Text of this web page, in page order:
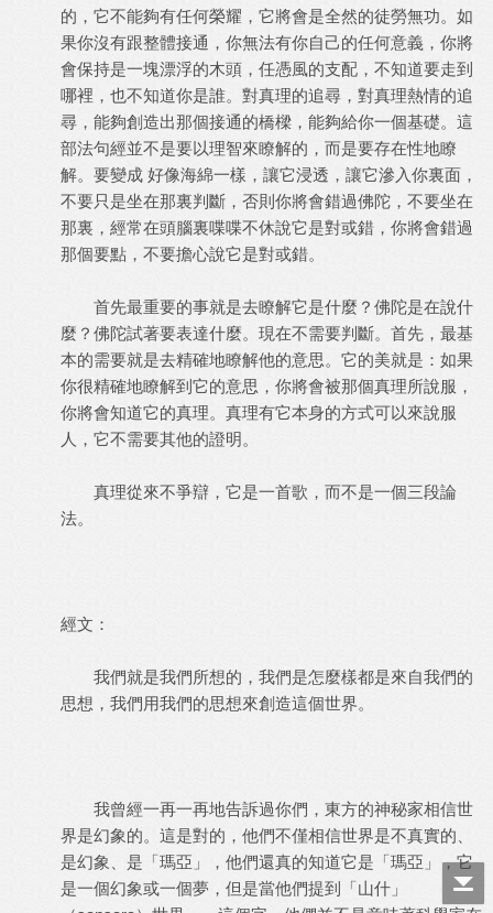
的，它不能夠有任何榮耀，它將會是全然的徒勞無功。如
果你沒有跟整體接通，你無法有你自己的任何意義，你將
會保持是一塊漂浮的木頭，任憑風的支配，不知道要走到
哪裡，也不知道你是誰。對真理的追尋，對真理熱情的追
尋，能夠創造出那個接通的橋樑，能夠給你一個基礎。這
部法句經並不是要以理智來瞭解的，而是要存在性地瞭
解。要變成 好像海綿一樣，讓它浸透，讓它滲入你裏面，
不要只是坐在那裏判斷，否則你將會錯過佛陀，不要坐在
那裏，經常在頭腦裏喋喋不休說它是對或錯，你將會錯過
那個要點，不要擔心說它是對或錯。
首先最重要的事就是去瞭解它是什麼？佛陀是在說什
麼？佛陀試著要表達什麼。現在不需要判斷。首先，最基
本的需要就是去精確地瞭解他的意思。它的美就是：如果
你很精確地瞭解到它的意思，你將會被那個真理所說服，
你將會知道它的真理。真理有它本身的方式可以來說服
人，它不需要其他的證明。
真理從來不爭辯，它是一首歌，而不是一個三段論
法。
經文：
我們就是我們所想的，我們是怎麼樣都是來自我們的
思想，我們用我們的思想來創造這個世界。
我曾經一再一再地告訴過你們，東方的神秘家相信世
界是幻象的。這是對的，他們不僅相信世界是不真實的、
是幻象、是「瑪亞」，他們還真的知道它是「瑪亞」，它
是一個幻象或一個夢，但是當他們提到「山什」